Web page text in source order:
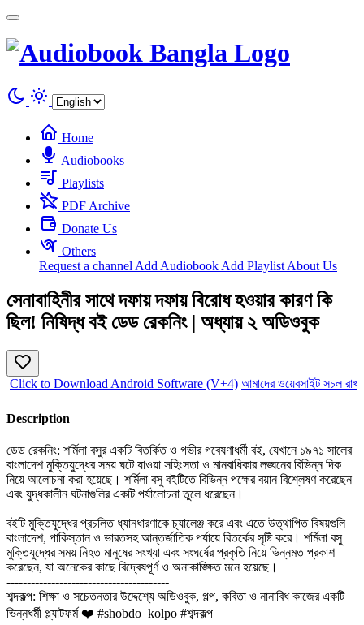
Home
Audiobooks
Playlists
PDF Archive
Donate Us
Others
Request a channel Add Audiobook Add Playlist About Us
সেনাবাহিনীর সাথে দফায় দফায় বিরোধ হওয়ার কারণ কি
ছিল! নিষিদ্ধ বই ডেড রেকনিং | অধ্যায় ২ অডিওবুক
Click to Download Android Software (V+4) আমাদের ওয়েবসাইট সচল
Description
ডেড রেকনিং: শর্মিলা বসুর একটি বিতর্কিত ও গভীর গবেষণাধর্মী বই, যেখানে ১৯৭১ সালের
বাংলাদেশ মুক্তিযুদ্ধের সময় ঘটে যাওয়া সহিংসতা ও মানবাধিকার লঙ্ঘনের বিভিন্ন দিক
নিয়ে আলোচনা করা হয়েছে। শর্মিলা বসু বইটিতে বিভিন্ন পক্ষের বয়ান বিশ্লেষণ করেছেন
এবং যুদ্ধকালীন ঘটনাগুলির একটি পর্যালোচনা তুলে ধরেছেন।
বইটি মুক্তিযুদ্ধের প্রচলিত ধ্যানধারণাকে চ্যালেঞ্জ করে এবং এতে উত্থাপিত বিষয়গুলি
বাংলাদেশ, পাকিস্তান ও ভারতসহ আন্তর্জাতিক পর্যায়ে বিতর্কের সৃষ্টি করে। শর্মিলা বসু
মুক্তিযুদ্ধের সময় নিহত মানুষের সংখ্যা এবং সংঘর্ষের প্রকৃতি নিয়ে ভিন্নমত প্রকাশ
করেছেন, যা অনেকের কাছে বিদ্বেষপূর্ণ ও অনাকাঙ্ক্ষিত মনে হয়েছে।
----------------------------------------
শব্দকল্প: শিক্ষা ও সচেতনতার উদ্দেশ্যে অডিওবুক, গল্প, কবিতা ও নানাবিধ কাজের একটি
ভিন্নধর্মী প্ল্যাটফর্ম ❤️ #shobdo_kolpo #শব্দকল্প